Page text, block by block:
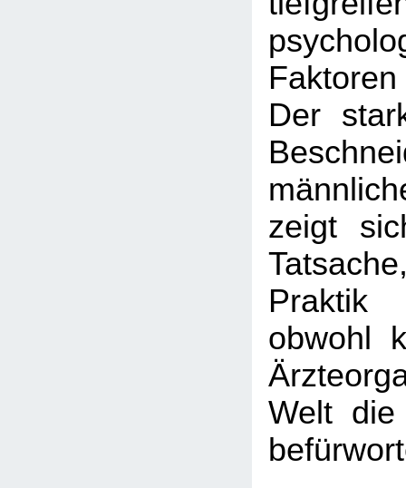
Der
zeigt
obwohl
Welt die